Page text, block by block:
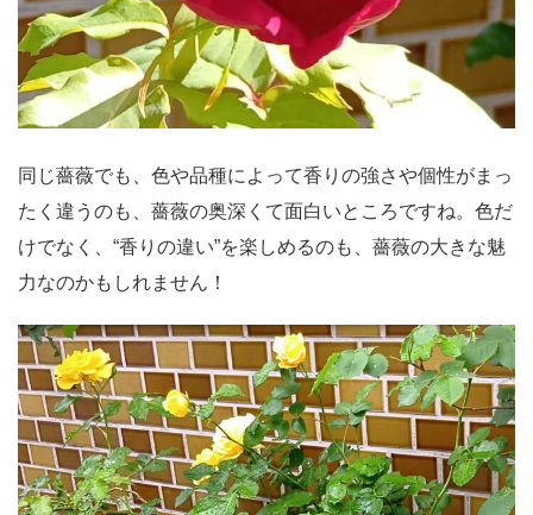
同じ薔薇でも、色や品種によって香りの強さや個性がまっ
たく違うのも、薔薇の奥深くて面白いところですね。色だ
けでなく、“香りの違い”を楽しめるのも、薔薇の大きな魅
力なのかもしれません！